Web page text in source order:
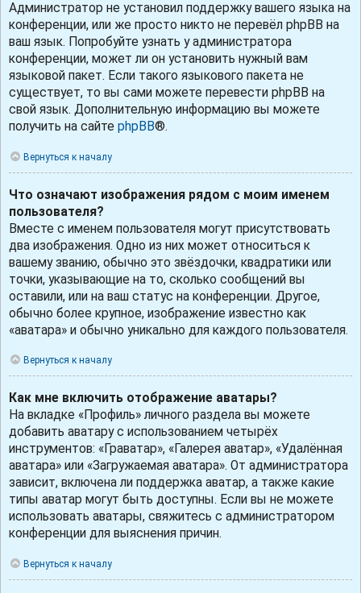
Администратор не установил поддержку вашего языка на
конференции, или же просто никто не перевёл phpBB на
ваш язык. Попробуйте узнать у администратора
конференции, может ли он установить нужный вам
языковой пакет. Если такого языкового пакета не
существует, то вы сами можете перевести phpBB на
свой язык. Дополнительную информацию вы можете
получить на сайте phpBB®.
Вернуться к началу
Что означают изображения рядом с моим именем
пользователя?
Вместе с именем пользователя могут присутствовать
два изображения. Одно из них может относиться к
вашему званию, обычно это звёздочки, квадратики или
точки, указывающие на то, сколько сообщений вы
оставили, или на ваш статус на конференции. Другое,
обычно более крупное, изображение известно как
«аватара» и обычно уникально для каждого пользователя.
Вернуться к началу
Как мне включить отображение аватары?
На вкладке «Профиль» личного раздела вы можете
добавить аватару с использованием четырёх
инструментов: «Граватар», «Галерея аватар», «Удалённая
аватара» или «Загружаемая аватара». От администратора
зависит, включена ли поддержка аватар, а также какие
типы аватар могут быть доступны. Если вы не можете
использовать аватары, свяжитесь с администратором
конференции для выяснения причин.
Вернуться к началу